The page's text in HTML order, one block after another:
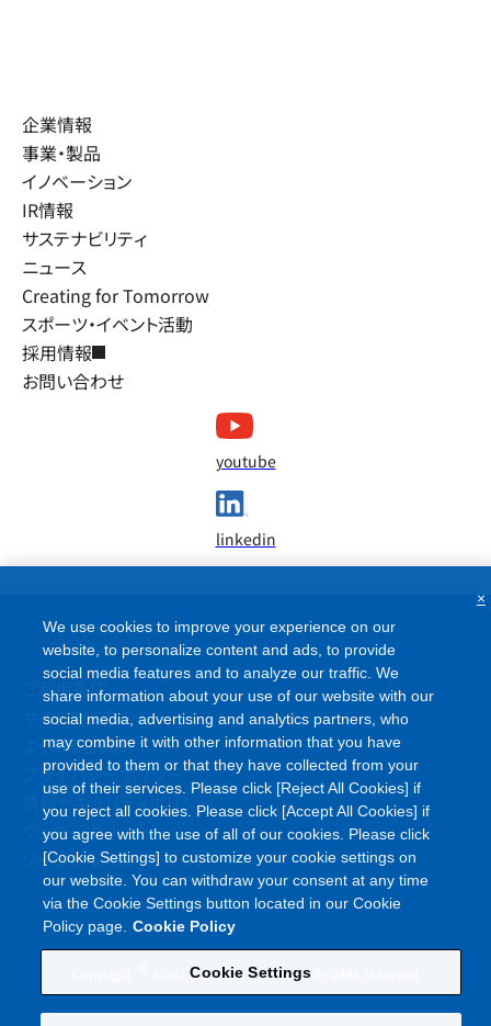
企業情報
事業・製品
イノベーション
IR情報
サステナビリティ
ニュース
Creating for Tomorrow
スポーツ・イベント活動
採用情報
お問い合わせ
youtube
linkedin
ご利用条件
サイトマップ
よくあるご質問
プライバシーポリシー
情報セキュリティポリシー
クッキーポリシー
ソーシャルメディアポリシー
Asahi Kasei Corporation. All rights reserved
We use cookies to improve your experience on our
website, to personalize content and ads, to provide
social media features and to analyze our traffic. We
share information about your use of our website with our
social media, advertising and analytics partners, who
may combine it with other information that you have
provided to them or that they have collected from your
use of their services. Please click [Reject All Cookies] if
you reject all cookies. Please click [Accept All Cookies] if
you agree with the use of all of our cookies. Please click
[Cookie Settings] to customize your cookie settings on
our website. You can withdraw your consent at any time
via the Cookie Settings button located in our Cookie
Policy page. Cookie Policy
Cookie Settings
×